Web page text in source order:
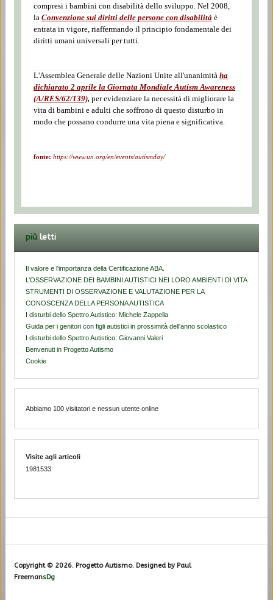
compresi i bambini con disabilità dello sviluppo. Nel 2008,
la Convenzione sui diritti delle persone con disabilitàè
entrata in vigore, riaffermando il principio fondamentale dei
diritti umani universali per tutti.
L'Assemblea Generale delle Nazioni Unite all'unanimità ha
dichiarato 2 aprile la Giornata Mondiale Autism Awareness
(A/RES/62/139),per evidenziare la necessità di migliorare la
vita di bambini e adulti che soffrono di questo disturbo in
modo che possano condurre una vita piena e significativa.
fonte: https://www.un.org/en/events/autismday/
piùletti
Il valore e l'importanza della Certificazione ABA.
L’OSSERVAZIONE DEI BAMBINI AUTISTICI NEI LORO AMBIENTI DI VITA
STRUMENTI DI OSSERVAZIONE E VALUTAZIONE PER LA
CONOSCENZA DELLA PERSONA AUTISTICA
I disturbi dello Spettro Autistico: Michele Zappella
Guida per i genitori con figli autistici in prossimità dell'anno scolastico
I disturbi dello Spettro Autistico: Giovanni Valeri
Benvenuti in Progetto Autismo
Cookie
Abbiamo 100 visitatori e nessun utente online
Visite agli articoli
1981533
Copyright © 2026. Progetto Autismo. Designed by Paul
FreemansDg